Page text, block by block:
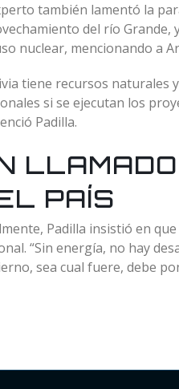
también lamentó la
del río Grande,
nuclear, mencionando a
tiene recursos naturales
si se ejecutan los
Padilla.
PAÍS
Padilla insistió en
“Sin energía, no hay
sea cual fuere, debe